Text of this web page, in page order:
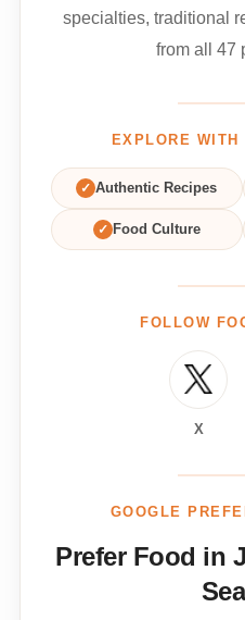
specialties, traditional
from all 47
EXPLORE WITH
✓ Authentic Recipes
✓ Food Culture
FOLLOW
X
GOOGLE
Prefer Food in